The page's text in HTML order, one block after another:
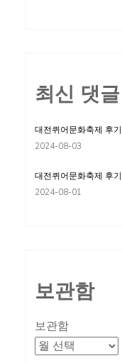
최신 댓글
대전퀴어문화축제 후기
2024-08-03
대전퀴어문화축제 후기
2024-08-01
보관함
보관함